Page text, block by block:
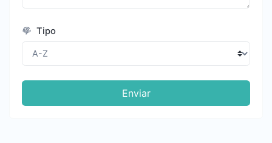
Tipo
Enviar